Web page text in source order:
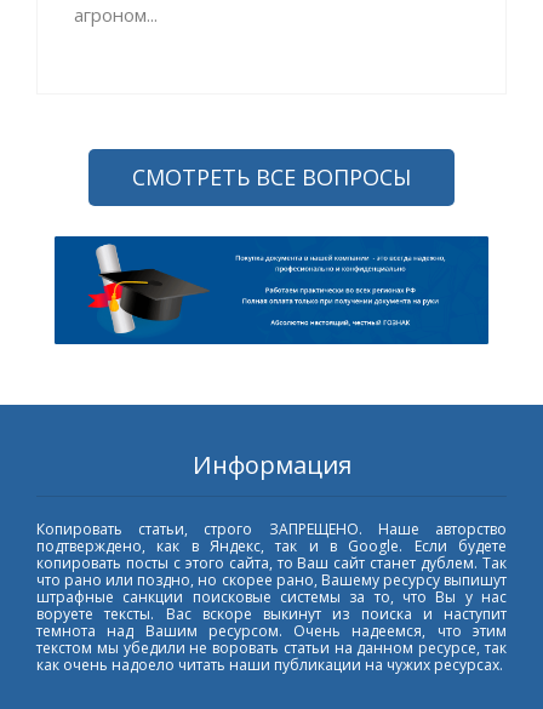
агроном...
СМОТРЕТЬ ВСЕ ВОПРОСЫ
Информация
Копировать статьи, строго ЗАПРЕЩЕНО. Наше авторство
подтверждено, как в Яндекс, так и в Google. Если будете
копировать посты с этого сайта, то Ваш сайт станет дублем. Так
что рано или поздно, но скорее рано, Вашему ресурсу выпишут
штрафные санкции поисковые системы за то, что Вы у нас
воруете тексты. Вас вскоре выкинут из поиска и наступит
темнота над Вашим ресурсом. Очень надеемся, что этим
текстом мы убедили не воровать статьи на данном ресурсе, так
как очень надоело читать наши публикации на чужих ресурсах.